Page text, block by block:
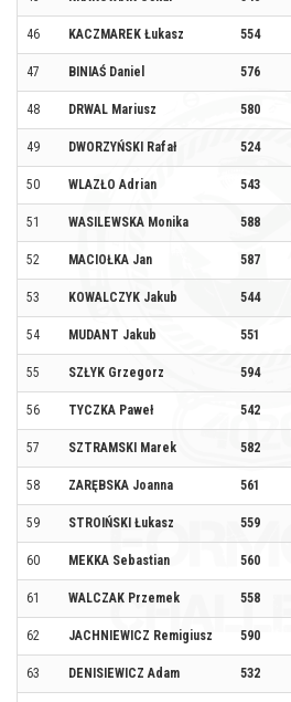
46 KACZMAREK Łukasz 554
47 BINIAŚ Daniel 576
48 DRWAL Mariusz 580
49 DWORZYŃSKI Rafał 524
50 WLAZŁO Adrian 543
51 WASILEWSKA Monika 588
52 MACIOŁKA Jan 587
53 KOWALCZYK Jakub 544
54 MUDANT Jakub 551
55 SZŁYK Grzegorz 594
56 TYCZKA Paweł 542
57 SZTRAMSKI Marek 582
58 ZARĘBSKA Joanna 561
59 STROIŃSKI Łukasz 559
60 MEKKA Sebastian 560
61 WALCZAK Przemek 558
62 JACHNIEWICZ Remigiusz 590
63 DENISIEWICZ Adam 532